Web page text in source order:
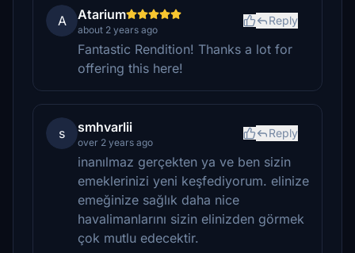
A Atarium
about 2 years ago
Reply
Fantastic Rendition! Thanks a lot for
offering this here!
s smhvarlii
over 2 years ago
Reply
inanılmaz gerçekten ya ve ben sizin
emeklerinizi yeni keşfediyorum. elinize
emeğinize sağlık daha nice
havalimanlarını sizin elinizden görmek
çok mutlu edecektir.